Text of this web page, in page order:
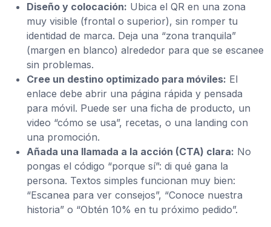
Diseño y colocación: Ubica el QR en una zona
muy visible (frontal o superior), sin romper tu
identidad de marca. Deja una “zona tranquila”
(margen en blanco) alrededor para que se escanee
sin problemas.
Cree un destino optimizado para móviles: El
enlace debe abrir una página rápida y pensada
para móvil. Puede ser una ficha de producto, un
video “cómo se usa”, recetas, o una landing con
una promoción.
Añada una llamada a la acción (CTA) clara: No
pongas el código “porque sí”: di qué gana la
persona. Textos simples funcionan muy bien:
“Escanea para ver consejos”, “Conoce nuestra
historia” o “Obtén 10% en tu próximo pedido”.